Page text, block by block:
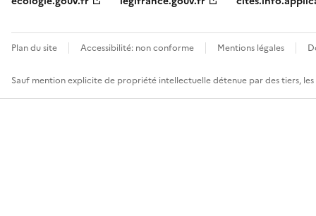
Plan du site Accessibilité: non conforme Mentions légales
Sauf mention explicite de propriété intellectuelle détenue par des tiers,